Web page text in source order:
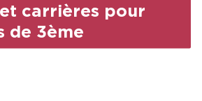
carrières pour
de 3ème